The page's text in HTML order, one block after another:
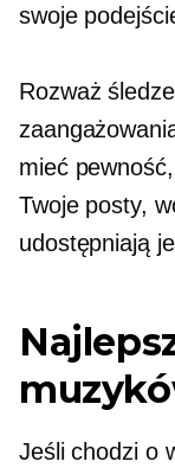
swoje
Rozważ
mieć
Twoje posty,
udostępniają
Jeśli chodzi o